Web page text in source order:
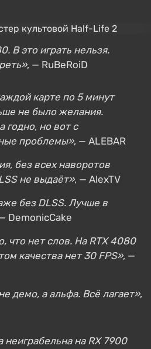
В это играть нельзя.
, — RuBeRoiD
карте по 5 минут
не было желания.
годно, но вот с
проблемы», — ALEBAR
без всех наворотов
не выдаёт», — AlexTV
без DLSS. Лучше в
DemonicCake
что нет слов. На RTX 4080
качества нет 30 FPS», —
демо, а альфа. Всё лагает»,
неиграбельна на RX 7900